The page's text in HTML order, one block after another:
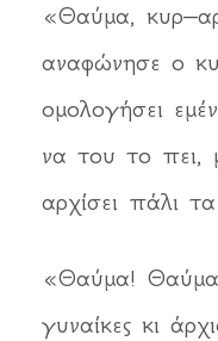
«Θαύμα,
αναφώνησε ο
ομολογήσει
να του το πει,
αρχίσει πάλι
«Θαύμα!
γυναίκες κι